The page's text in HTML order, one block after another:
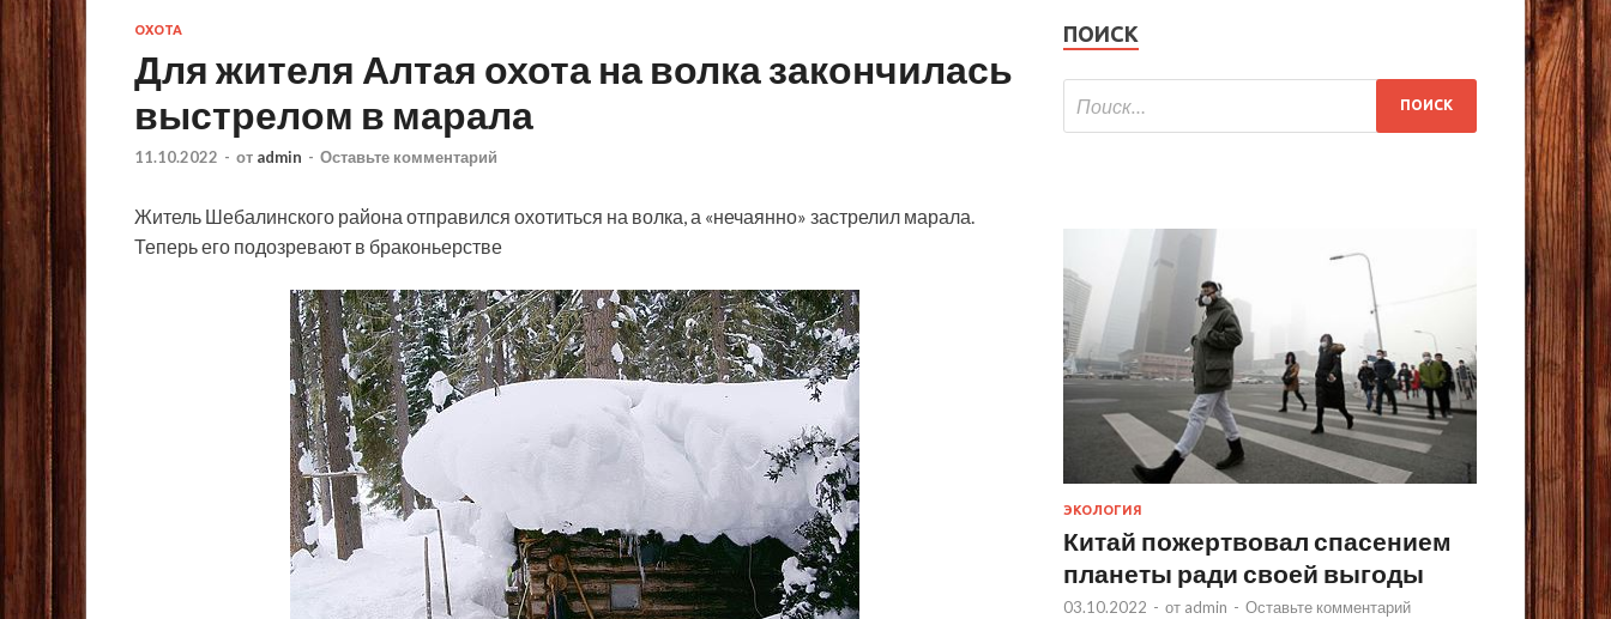
ОХОТА
Для жителя Алтая охота на волка закончилась
выстрелом в марала
11.10.2022 - от admin - Оставьте комментарий
Житель Шебалинского района отправился охотиться на волка, а «нечаянно» застрелил марала.
Теперь его подозревают в браконьерстве
ПОИСК
ЭКОЛОГИЯ
Китай пожертвовал спасением
планеты ради своей выгоды
03.10.2022 - от admin - Оставьте комментарий